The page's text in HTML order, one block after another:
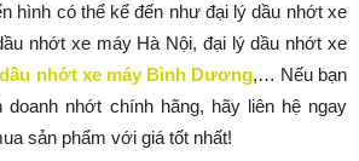
hình có thể kể đến như đại lý dầu nhớt xe
nhớt xe máy Hà Nội, đại lý dầu nhớt xe
dầu nhớt xe máy Bình Dương,… Nếu bạn
doanh nhớt chính hãng, hãy liên hệ ngay
sản phẩm với giá tốt nhất!